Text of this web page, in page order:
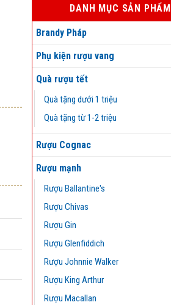
DANH MỤC SẢN PHẨM
Brandy Pháp
Phụ kiện rượu vang
Quà rượu tết
Quà tặng dưới 1 triệu
Quà tặng từ 1-2 triệu
Rượu Cognac
Rượu mạnh
Rượu Ballantine's
Rượu Chivas
Rượu Gin
Rượu Glenfiddich
Rượu Johnnie Walker
Rượu King Arthur
Rượu Macallan